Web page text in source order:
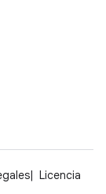
Licencia